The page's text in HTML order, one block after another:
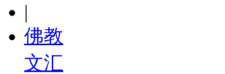
|
佛教
文汇